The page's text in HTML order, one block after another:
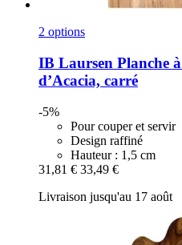
2 options
IB Laursen Planche
d’Acacia, carré
-5%
Pour couper et servir
Design raffiné
Hauteur : 1,5 cm
31,81 € 33,49 €
Livraison jusqu'au 17 août